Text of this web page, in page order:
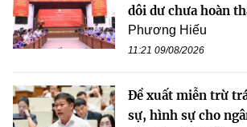
dôi dư chưa hoàn
Phương Hiếu
11:21 09/08/2026
Đề xuất miễn trừ
sự, hình sự cho